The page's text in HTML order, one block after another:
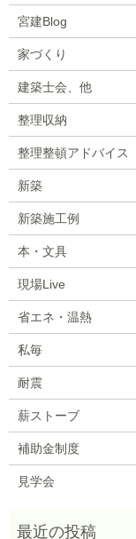
宮建Blog
家づくり
建築士会、他
整理収納
整理整頓アドバイス
新築
新築施工例
本・文具
現場Live
省エネ・温熱
私毎
耐震
薪ストーブ
補助金制度
見学会